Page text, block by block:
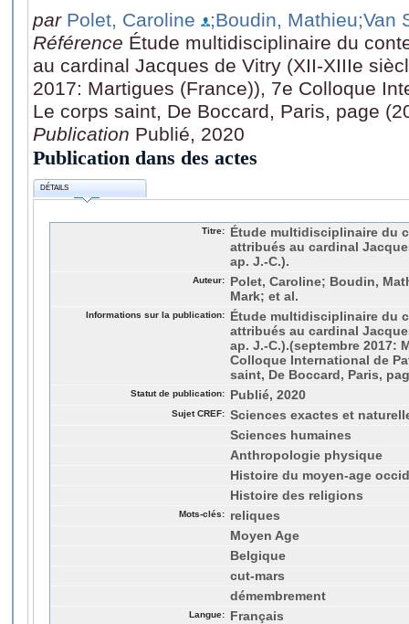
par Polet, Caroline ;Boudin, Mathieu;Van
Référence Étude multidisciplinaire du
au cardinal Jacques de Vitry (XII-XIIIe
2017: Martigues (France)), 7e Colloque
Le corps saint, De Boccard, Paris, page
Publication Publié, 2020
Publication dans des actes
DÉTAILS
Titre:
Étude multidisciplinaire du
attribués au cardinal
ap. J.-C.).
Auteur:
Polet, Caroline; Boudin,
Mark; et al.
Informations sur la publication:
Étude multidisciplinaire du
attribués au cardinal
ap. J.-C.).(septembre 2017:
Colloque International de
saint, De Boccard, Paris,
Statut de publication: Publié, 2020
Sujet CREF: Sciences exactes et
Sciences humaines
Anthropologie physique
Histoire du moyen-age
Histoire des religions
Mots-clés:
reliques
Moyen Age
Belgique
cut-mars
démembrement
Langue: Français